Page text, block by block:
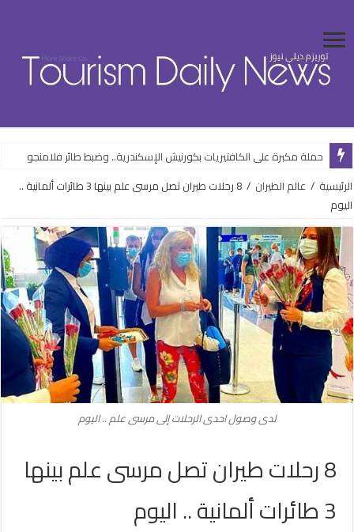
حملة مكبرة على الكافتيريات بكورنيش الإسكندرية.. وضبط طائر فلامنجو
الرئيسية / عالم الطيران /
8 رحلات طيران تصل مرسى علم بينها 3 طائرات ألمانية ..
اليوم
لدى وصول احدى الرحلات إلى مرسى علم .. اليوم
8 رحلات طيران تصل مرسى علم بينها
3 طائرات ألمانية .. اليوم